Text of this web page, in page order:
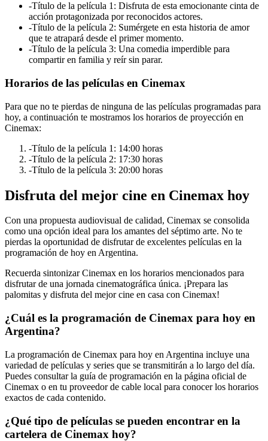
-Título de la película 1: Disfruta de esta emocionante cinta de
acción protagonizada por reconocidos actores.
-Título de la película 2: Sumérgete en esta historia de amor
que te atrapará desde el primer momento.
-Título de la película 3: Una comedia imperdible para
compartir en familia y reír sin parar.
Horarios de las películas en Cinemax
Para que no te pierdas de ninguna de las películas programadas para
hoy, a continuación te mostramos los horarios de proyección en
Cinemax:
-Título de la película 1: 14:00 horas
-Título de la película 2: 17:30 horas
-Título de la película 3: 20:00 horas
Disfruta del mejor cine en Cinemax hoy
Con una propuesta audiovisual de calidad, Cinemax se consolida
como una opción ideal para los amantes del séptimo arte. No te
pierdas la oportunidad de disfrutar de excelentes películas en la
programación de hoy en Argentina.
Recuerda sintonizar Cinemax en los horarios mencionados para
disfrutar de una jornada cinematográfica única. ¡Prepara las
palomitas y disfruta del mejor cine en casa con Cinemax!
¿Cuál es la programación de Cinemax para hoy en
Argentina?
La programación de Cinemax para hoy en Argentina incluye una
variedad de películas y series que se transmitirán a lo largo del día.
Puedes consultar la guía de programación en la página oficial de
Cinemax o en tu proveedor de cable local para conocer los horarios
exactos de cada contenido.
¿Qué tipo de películas se pueden encontrar en la
cartelera de Cinemax hoy?